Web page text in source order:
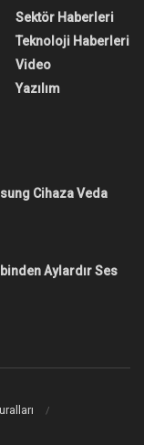
Sektör Haberleri
Teknoloji Haberleri
Video
Yazılım
Cihaza Veda
Aylardır Ses